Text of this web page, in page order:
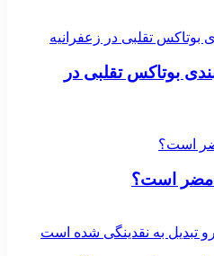
بوتاکس تقلبی در
مضر است؟